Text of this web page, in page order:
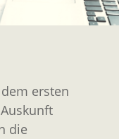
ersten
die